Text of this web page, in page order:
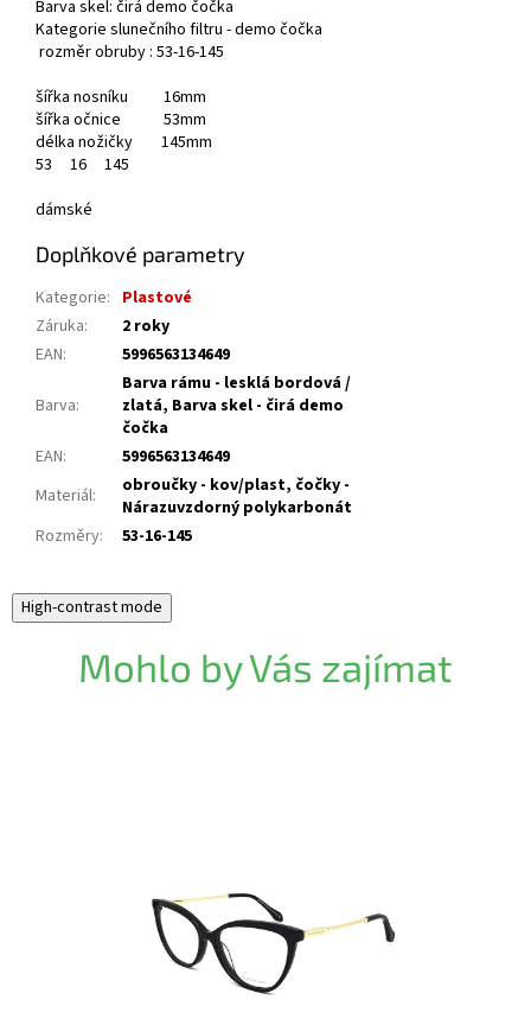
Barva skel: čirá demo čočka
Kategorie slunečního filtru - demo čočka
rozměr obruby : 53-16-145
šířka nosníku 16mm
šířka očnice 53mm
délka nožičky 145mm
53
16 145
dámské
Doplňkové parametry
Kategorie: Plastové
Záruka:
2 roky
EAN: 5996563134649
Barva:
Barva rámu - lesklá bordová /
zlatá, Barva skel - čirá demo
čočka
EAN:
5996563134649
Materiál:
obroučky - kov/plast, čočky -
Nárazuvzdorný polykarbonát
Rozměry: 53-16-145
High-contrast mode
Mohlo by Vás zajímat